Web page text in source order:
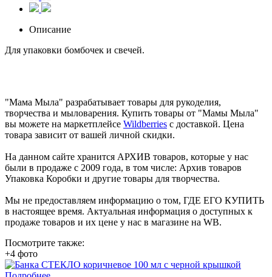
Описание
Для упаковки бомбочек и свечей.
"Мама Мыла" разрабатывает товары для рукоделия,
творчества и мыловарения. Купить товары от "Мамы Мыла"
вы можете на маркетплейсе Wildberries с доставкой. Цена
товара зависит от вашей личной скидки.
На данном сайте хранится АРХИВ товаров, которые у нас
были в продаже с 2009 года, в том числе: Архив товаров
Упаковка Коробки и другие товары для творчества.
Мы не предоставляем информацию о том, ГДЕ ЕГО КУПИТЬ
в настоящее время. Актуальная информация о доступных к
продаже товаров и их цене у нас в магазине на WB.
Посмотрите также:
+4 фото